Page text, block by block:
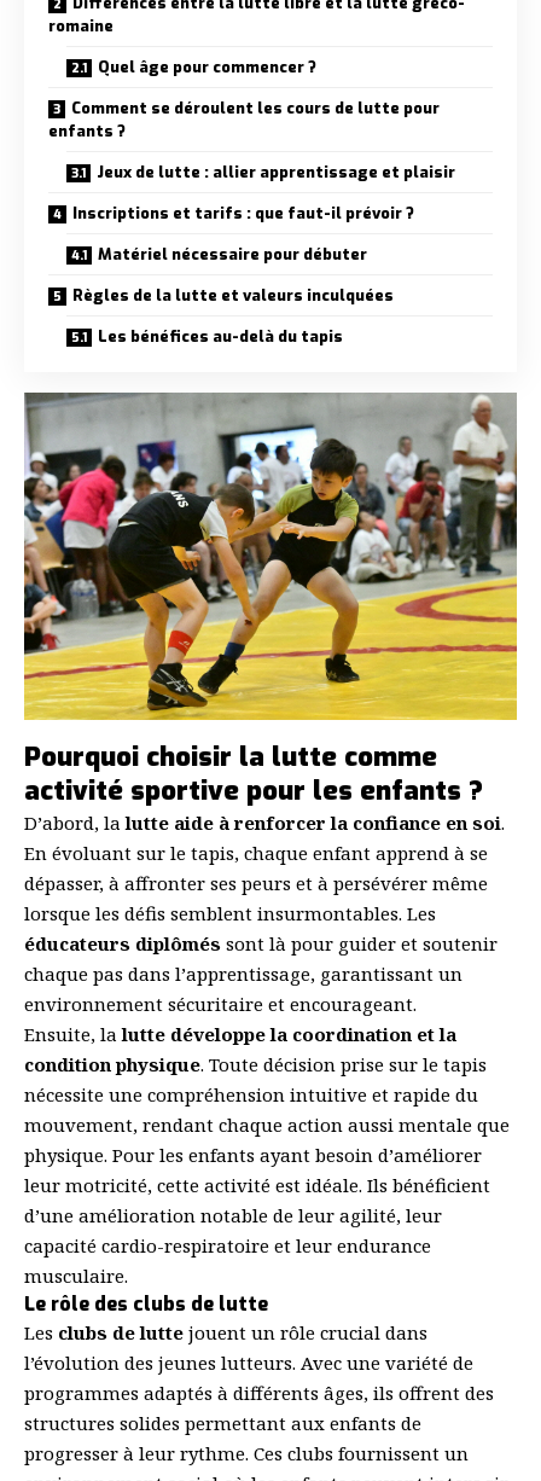
romaine
Quel âge pour commencer ?
Comment se déroulent les cours de lutte pour
enfants ?
Jeux de lutte : allier apprentissage et plaisir
Inscriptions et tarifs : que faut-il prévoir ?
Matériel nécessaire pour débuter
Règles de la lutte et valeurs inculquées
Les bénéfices au-delà du tapis
Pourquoi choisir la lutte comme
activité sportive pour les enfants ?
D’abord, lalutte aide à renforcer la confiance en soi.
En évoluant sur le tapis, chaque enfant apprend à se
dépasser, à affronter ses peurs et à persévérer même
lorsque les défis semblent insurmontables. Les
éducateurs diplômés sont là pour guider et soutenir
chaque pas dans l’apprentissage, garantissant un
environnement sécuritaire et encourageant.
Ensuite, lalutte développe la coordination et la
condition physique. Toute décision prise sur le tapis
nécessite une compréhension intuitive et rapide du
mouvement, rendant chaque action aussi mentale que
physique. Pour les enfants ayant besoin d’améliorer
leur motricité, cette activité est idéale. Ils bénéficient
d’une amélioration notable de leur agilité, leur
capacité cardio-respiratoire et leur endurance
musculaire.
Le rôle des clubs de lutte
Les clubs de lutte jouent un rôle crucial dans
l’évolution des jeunes lutteurs. Avec une variété de
programmes adaptés à différents âges, ils offrent des
structures solides permettant aux enfants de
progresser à leur rythme. Ces clubs fournissent un